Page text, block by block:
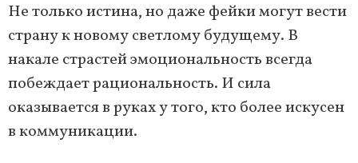
Не только истина, но даже фейки могут вести
страну к новому светлому будущему. В
накале страстей эмоциональность всегда
побеждает рациональность. И сила
оказывается в руках у того, кто более искусен
в коммуникации.